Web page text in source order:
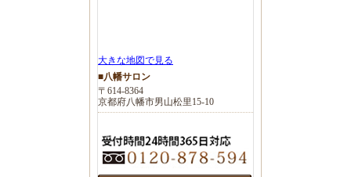
大きな地図で見る
■八幡サロン
〒614-8364
京都府八幡市男山松里15-10